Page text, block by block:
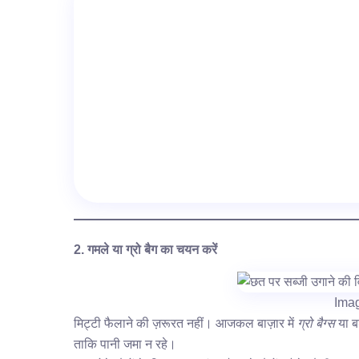
2. गमले या ग्रो बैग का चयन करें
मिट्टी फैलाने की ज़रूरत नहीं। आजकल बाज़ार में ग्रो बैग्सया
ताकि पानी जमा न रहे।